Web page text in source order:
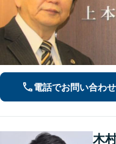
電話でお問い合わせ
木